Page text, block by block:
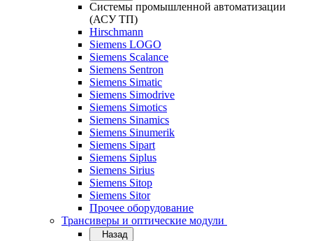
Системы промышленной автоматизации
(АСУ ТП)
Hirschmann
Siemens LOGO
Siemens Scalance
Siemens Sentron
Siemens Simatic
Siemens Simodrive
Siemens Simotics
Siemens Sinamics
Siemens Sinumerik
Siemens Sipart
Siemens Siplus
Siemens Sirius
Siemens Sitop
Siemens Sitor
Прочее оборудование
Трансиверы и оптические модули
Назад